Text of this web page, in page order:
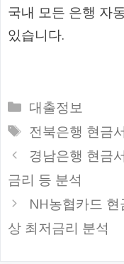
국내 모든 은행 자
있습니다.
카
테
고
리
대출정보
태
그
전북은행 현금
경남은행 현금
금리 등 분석
NH농협카드
상 최저금리 분석